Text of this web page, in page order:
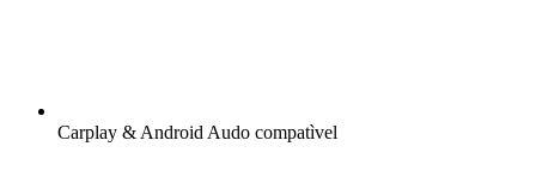
Carplay & Android Audo compatìvel